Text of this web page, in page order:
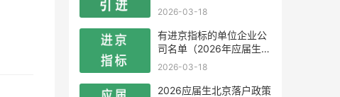
2026-03-18
有进京指标的单位企业公
司名单（2026年应届生留
学生）
2026-03-18
2026应届生北京落户政策